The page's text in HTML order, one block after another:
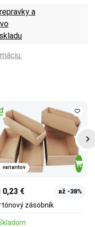
a
variantov
0,23 € až -38%
zásobník